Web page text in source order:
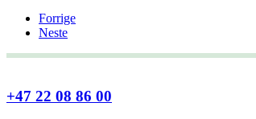
Forrige
Neste
+47 22 08 86 00